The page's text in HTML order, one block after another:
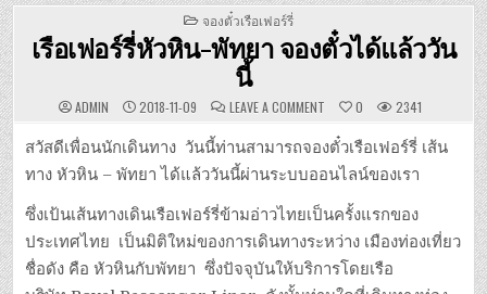
POSTED
IN
จองตั๋วเรือเฟอร์รี่
เรือเฟอร์รี่หัวหิน-พัทยา จองตั๋วได้แล้ววัน
นี้
ADMIN 2018-11-09 LEAVE A COMMENT
เฟอร์รี่
หัวหิน-
พัทยา
จอง
ตั๋ว
แล้ว
วัน
นี้
0 2341
สวัสดีเพื่อนนักเดินทาง วันนี้ท่านสามารถจองตั๋วเรือเฟอร์รี่ เส้น
ทาง หัวหิน – พัทยา ได้แล้ววันนี้ผ่านระบบออนไลน์ของเรา
ซึ่งเป้นเส้นทางเดินเรือเฟอร์รี่ข้ามอ่าวไทยเป็นครั้งแรกของ
ประเทศไทย เป็นมิติใหม่ของการเดินทางระหว่าง เมืองท่องเที่ยว
ชื่อดัง คือ หัวหินกับพัทยา ซึ่งปัจจุบันให้บริการโดยเรือ